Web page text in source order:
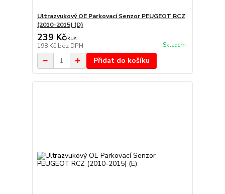
Ultrazvukový OE Parkovací Senzor PEUGEOT RCZ
(2010-2015) (D)
239 Kč/kus
198 Kč bez DPH Skladem
Přidat do košíku